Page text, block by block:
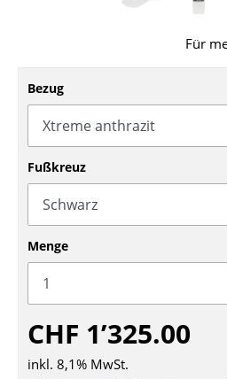
Schaukelstühle
Bürodrehstühle
Konferenzstühle
Einzelteile
... alle Sitzmöbel
Tische
Esstische
Für
Bezug
Fußkreuz
Menge
CHF 1’325.00
inkl. 8,1% MwSt.